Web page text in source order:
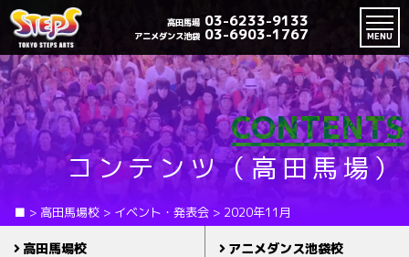
高田馬場 03-6233-9133
アニメダンス池袋 03-6903-1767 MENU
CONTENTS
コンテンツ（高田馬場）
■ > 高田馬場校 > イベント・発表会 > 2020年11月
高田馬場校 アニメダンス池袋校